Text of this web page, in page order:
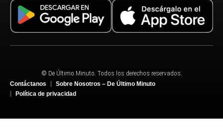
© De Último Minuto. Todos los derechos reservados.
Contáctanos
Sobre Nosotros – De Último Minuto
Política de privacidad